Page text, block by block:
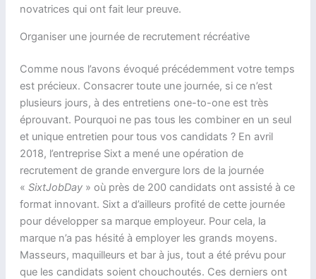
novatrices qui ont fait leur preuve.
Organiser une journée de recrutement récréative
Comme nous l’avons évoqué précédemment votre temps
est précieux. Consacrer toute une journée, si ce n’est
plusieurs jours, à des entretiens one-to-one est très
éprouvant. Pourquoi ne pas tous les combiner en un seul
et unique entretien pour tous vos candidats ? En avril
2018, l’entreprise Sixt a mené une opération de
recrutement de grande envergure lors de la journée
« SixtJobDay» où près de 200 candidats ont assisté à ce
format innovant. Sixt a d’ailleurs profité de cette journée
pour développer sa marque employeur. Pour cela, la
marque n’a pas hésité à employer les grands moyens.
Masseurs, maquilleurs et bar à jus, tout a été prévu pour
que les candidats soient chouchoutés. Ces derniers ont